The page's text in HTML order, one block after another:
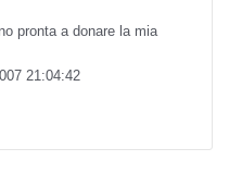
pronta a donare la mia
21:04:42